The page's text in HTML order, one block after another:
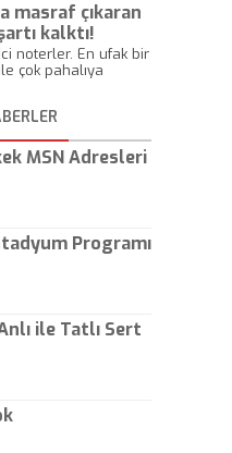
masraf çıkaran
kalktı!
noterler. En ufak bir
çok pahalıya
- Kayhan
MSN Adresleri
Programı
ile Tatlı Sert